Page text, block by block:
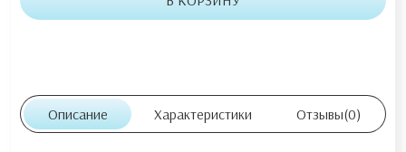
Описание Характеристики Отзывы(0)